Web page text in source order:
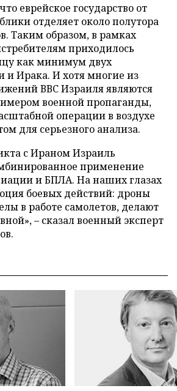
еврейское государство от
отделяет около полутора
Таким образом, в рамках
приходилось
как минимум двух
и Ирака. И хотя многие из
ВВС Израиля являются
военной пропаганды,
операции в воздухе
для серьезного анализа.
с Ираном Израиль
применение
и БПЛА. На наших глазах
боевых действий: дроны
в работе самолетов, делают
– сказал военный эксперт